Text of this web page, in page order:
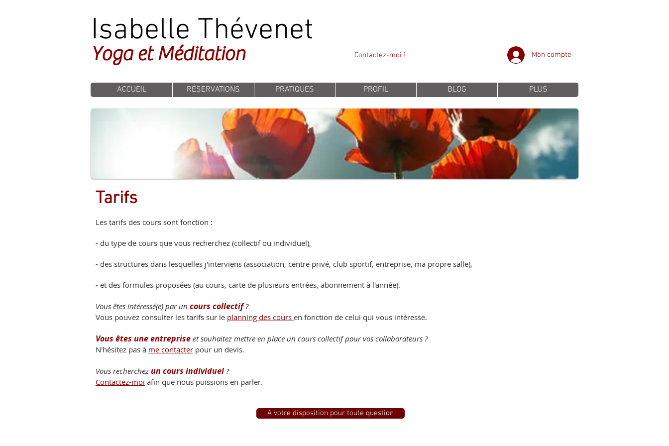
Isabelle Thévenet
Yoga et Méditation Mon compte
Contactez-moi !
ACCUEIL RÉSERVATIONS PRATIQUES PROFIL BLOG PLUS
Tarifs
Les tarifs des cours sont fonction :
- du type de cours que vous recherchez (collectifou individuel),
- des structures dans lesquelles j'interviens (association, centre privé, club sportif, entreprise, ma propre salle),
- et des formules proposées (au cours, carte de plusieurs entrées, abonnement à l'année).
Vous êtes intéressé(e) par un cours collectif ?
Vous pouvez consulter les tarifs sur le planning des cours en fonction de celui qui vous intéresse.
Vous êtes une entreprise et souhaitez mettre en place un cours collectif pour vos collaborateurs ?
N'hésitez pas à me contacter pour un devis.
Vous recherchez un cours individuel?
Contactez-moi afin que nous puissions en parler.
A votre disposition pour toute question